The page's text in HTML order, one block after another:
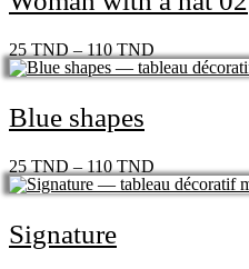
25TND–110TND
Blue shapes
25TND–110TND
Signature